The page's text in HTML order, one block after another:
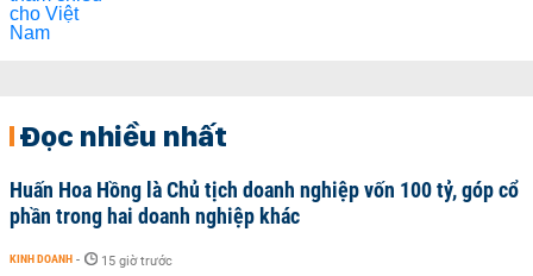
Đọc nhiều nhất
Huấn Hoa Hồng là Chủ tịch doanh nghiệp vốn 100 tỷ, góp cổ
phần trong hai doanh nghiệp khác
KINH DOANH - 15 giờ trước